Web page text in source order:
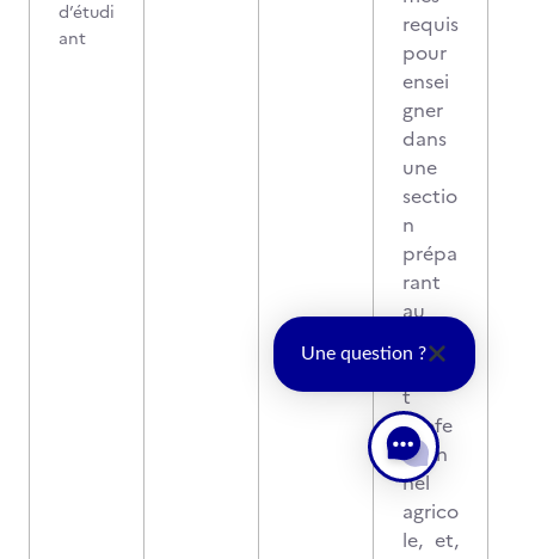
d’étudi
ant
requis
pour
ensei
gner
dans
une
sectio
n
prépa
rant
au
bacca
lauréa
t
profe
ssion
nel
agrico
le, et,
Une question ?